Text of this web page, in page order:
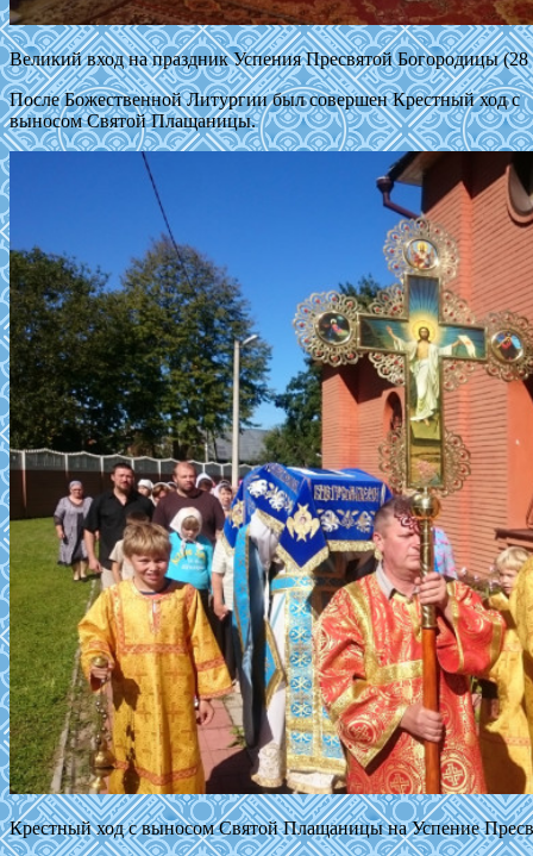
Великий вход на праздник Успения Пресвятой Богородицы (28
После Божественной Литургии был совершен Крестный ход с
выносом Святой Плащаницы.
Крестный ход с выносом Святой Плащаницы на Успение